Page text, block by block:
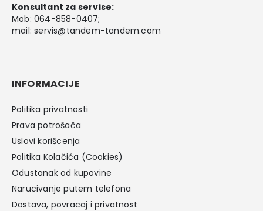
Konsultant za servise:
Mob: 064-858-0407;
mail:servis@tandem-tandem.com
INFORMACIJE
Politika privatnosti
Prava potrošača
Uslovi korišcenja
Politika Kolačića (Cookies)
Odustanak od kupovine
Narucivanje putem telefona
Dostava, povracaj i privatnost